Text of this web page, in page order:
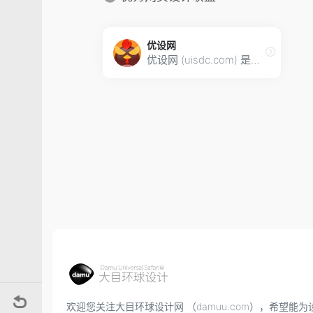
优设网
优设网 (uisdc.com) 是国内设计师入门到进阶的专业设计网站。AIGC及设计内容全面及时，全网粉丝过千万。专注前沿设计趋势和设计方法论，拥有原创独家设计内容和设计师网站导航。提供AIGC教程、灵感素材、UI设计、平面设计、网页设计、电商设计、SDC网站推荐。
欢迎您关注大目环球设计网 （damuu.com），希望能为